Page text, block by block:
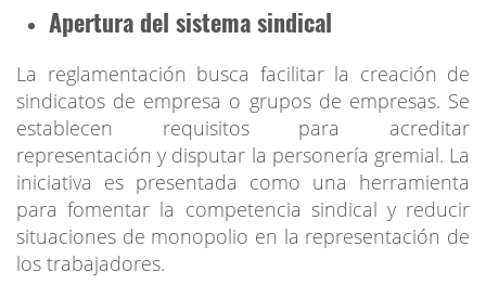
Apertura del sistema sindical
La reglamentación busca facilitar la creación de
sindicatos de empresa o grupos de empresas. Se
establecen requisitos para acreditar
representación y disputar la personería gremial. La
iniciativa es presentada como una herramienta
para fomentar la competencia sindical y reducir
situaciones de monopolio en la representación de
los trabajadores.